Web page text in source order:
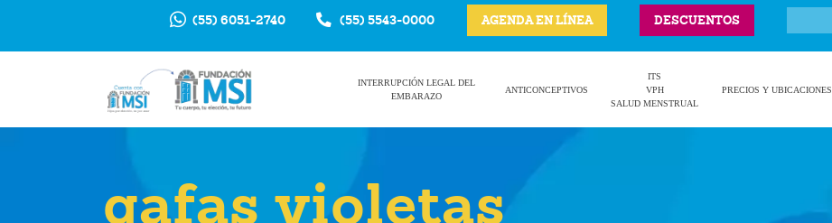
(55) 6051-2740 (55) 5543-0000 AGENDA EN LÍNEA DESCUENTOS
INTERRUPCIÓN LEGAL DEL
EMBARAZO
ANTICONCEPTIVOS
ITS
VPH
SALUD MENSTRUAL
PRECIOS Y UBICACIONES
gafas violetas